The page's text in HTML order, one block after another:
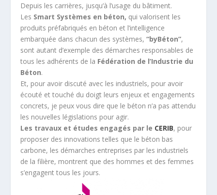
Depuis les carrières, jusqu’à l’usage du bâtiment.
Les Smart Systèmes en béton, qui valorisent les
produits préfabriqués en béton et l’intelligence
embarquée dans chacun des systèmes,“byBéton”,
sont autant d’exemple des démarches responsables de
tous les adhérents de la Fédération de l’Industrie du
Béton.
Et, pour avoir discuté avec les industriels, pour avoir
écouté et touché du doigt leurs enjeux et engagements
concrets, je peux vous dire que le béton n’a pas attendu
les nouvelles législations pour agir.
Les travaux et études engagés par le CERIB, pour
proposer des innovations telles que le béton bas
carbone, les démarches entreprises par les industriels
de la filière, montrent que des hommes et des femmes
s’engagent tous les jours.